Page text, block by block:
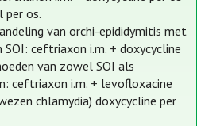
per os.
van orchi-epididymitis met
SOI: ceftriaxon i.m. + doxycycline
van zowel SOI als
ceftriaxon i.m. + levofloxacine
chlamydia) doxycycline per